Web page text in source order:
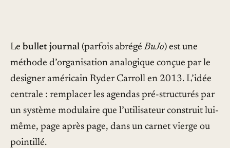
Manifeste
Plan du site
Rechercher ⌕
S'abonner →
Le bullet journal (parfois abrégéBuJo) est une
méthode d’organisation analogique conçue par le
designer américain Ryder Carroll en 2013. L’idée
centrale : remplacer les agendas pré-structurés par
un système modulaire que l’utilisateur construit lui-
même, page après page, dans un carnet vierge ou
pointillé.